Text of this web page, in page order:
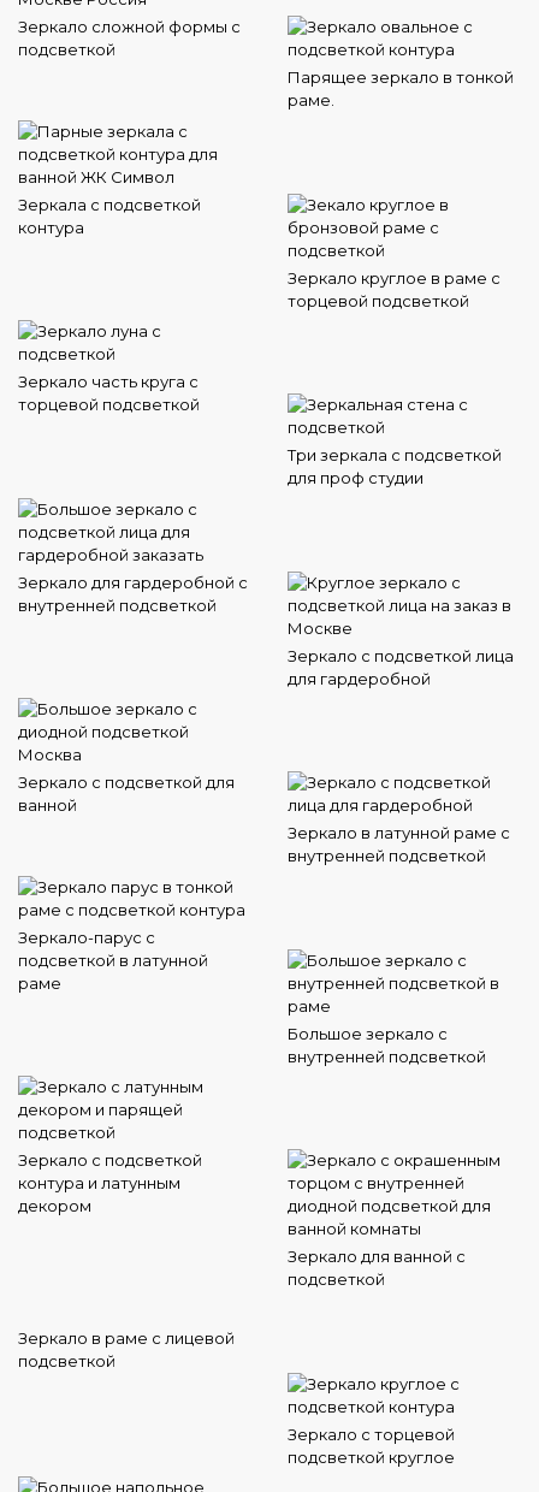
Зеркало сложной формы с
подсветкой
Парящее зеркало в тонкой
раме.
Зеркала с подсветкой
контура
Зеркало круглое в раме с
торцевой подсветкой
Зеркало часть круга с
торцевой подсветкой
Три зеркала с подсветкой
для проф студии
Зеркало для гардеробной с
внутренней подсветкой
Зеркало с подсветкой лица
для гардеробной
Зеркало с подсветкой для
ванной
Зеркало в латунной раме с
внутренней подсветкой
Зеркало-парус с
подсветкой в латунной
раме
Большое зеркало с
внутренней подсветкой
Зеркало с подсветкой
контура и латунным
декором
Зеркало для ванной с
подсветкой
Зеркало в раме с лицевой
подсветкой
Зеркало с торцевой
подсветкой круглое